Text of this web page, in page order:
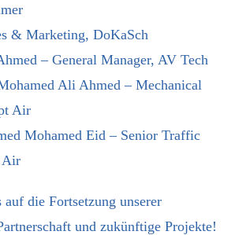
& Marketing, DoKaSch
– General Manager, AV Tech
Ali Ahmed – Mechanical
Air
Mohamed Eid – Senior Traffic
Air
die Fortsetzung unserer
und zukünftige Projekte!